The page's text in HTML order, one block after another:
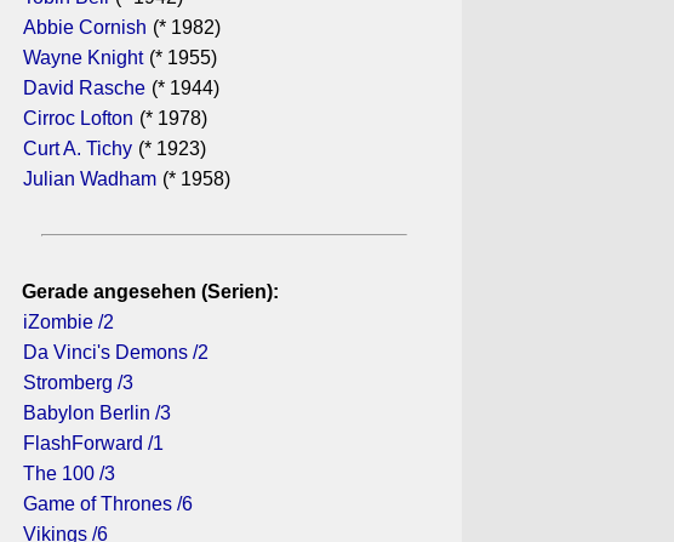
Abbie Cornish (* 1982)
Wayne Knight (* 1955)
David Rasche (* 1944)
Cirroc Lofton (* 1978)
Curt A. Tichy (* 1923)
Julian Wadham (* 1958)
Gerade angesehen (Serien):
iZombie /2
Da Vinci's Demons /2
Stromberg /3
Babylon Berlin /3
FlashForward /1
The 100 /3
Game of Thrones /6
Vikings /6